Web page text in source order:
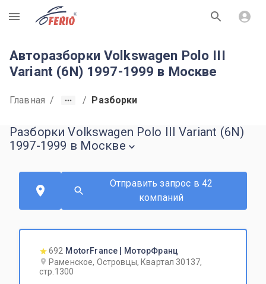
R
Авторазборки Volkswagen Polo III
Variant (6N) 1997-1999 в Москве
Главная / / Разборки
Разборки Volkswagen Polo III Variant (6N)
1997-1999 в Москве
Отправить запрос в 42
компаний
692 MotorFrance | МоторФранц
Раменское, Островцы, Квартал 30137,
стр.1300